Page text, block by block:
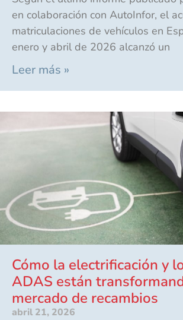
en colaboración con AutoInfor, el
matriculaciones de vehículos en
enero y abril de 2026 alcanzó un
Leer más »
Cómo la electrificación y
ADAS están
mercado de recambios
abril 21, 2026